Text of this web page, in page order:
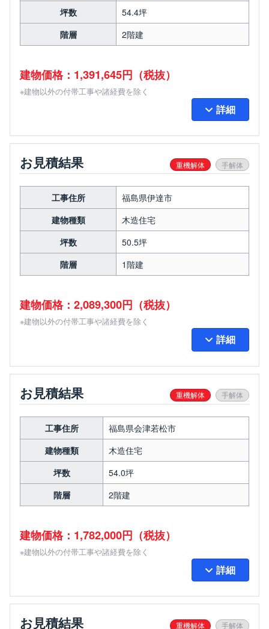
坪数
54.4坪
階層
2階建
建物価格：1,391,645円（税抜）
※建物以外の付帯工事や諸経費を除く
詳細
お見積結果 重機解体 手解体
工事住所
福島県伊達市
建物種類
木造住宅
坪数
50.5坪
階層
1階建
建物価格：2,089,300円（税抜）
※建物以外の付帯工事や諸経費を除く
詳細
お見積結果 重機解体 手解体
工事住所
福島県会津若松市
建物種類
木造住宅
坪数
54.0坪
階層
2階建
建物価格：1,782,000円（税抜）
※建物以外の付帯工事や諸経費を除く
詳細
お見積結果 重機解体 手解体